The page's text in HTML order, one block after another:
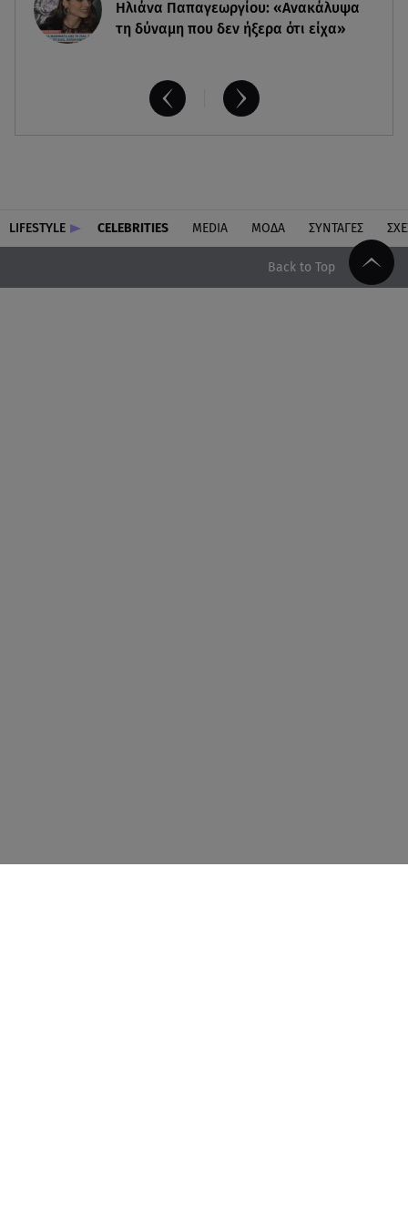
Ηλιάνα Παπαγεωργίου: «Ανακάλυψα
τη δύναμη που δεν ήξερα ότι είχα»
LIFESTYLE CELEBRITIES MEDIA ΜΟΔΑ ΣΥΝΤΑΓΕΣ
Back to Top